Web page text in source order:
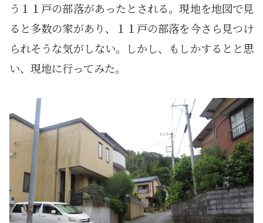
う１１戸の部落があったとされる。現地を地図で見
ると多数の家があり、１１戸の部落を今さら見つけ
られそうな気がしない。しかし、もしかするとと思
い、現地に行ってみた。